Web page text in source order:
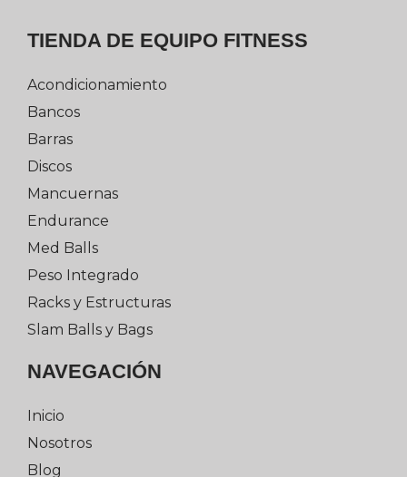
TIENDA DE EQUIPO FITNESS
Acondicionamiento
Bancos
Barras
Discos
Mancuernas
Endurance
Med Balls
Peso Integrado
Racks y Estructuras
Slam Balls y Bags
NAVEGACIÓN
Inicio
Nosotros
Blog